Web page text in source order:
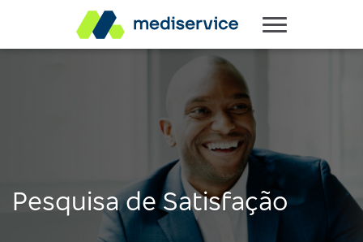
Pesquisa de Satisfação